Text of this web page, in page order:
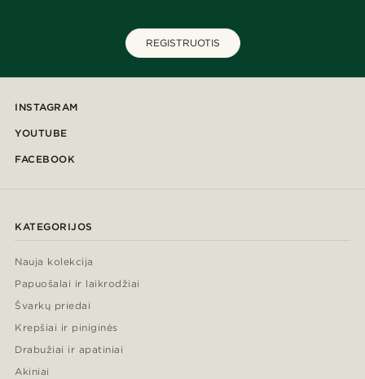
REGISTRUOTIS
INSTAGRAM
YOUTUBE
FACEBOOK
KATEGORIJOS
Nauja kolekcija
Papuošalai ir laikrodžiai
Švarkų priedai
Krepšiai ir piniginės
Drabužiai ir apatiniai
Akiniai